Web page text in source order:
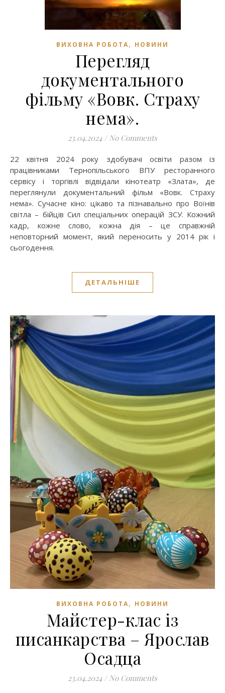
ВИХОВНА РОБОТА, НОВИНИ
Перегляд
документального
фільму «Вовк. Страху
нема».
23.04.2024 / No Comments
22 квітня 2024 року здобувачі освіти разом із
працівниками Тернопільського ВПУ ресторанного
сервісу і торгівлі відвідали кінотеатр «Злата», де
переглянули документальний фільм «Вовк. Страху
нема». Сучасне кіно: цікаво та пізнавально про Воїнів
світла – бійців Сил спеціальних операцій ЗСУ. Кожний
кадр, кожне слово, кожна дія – це справжній
неповторний момент, який переносить у 2014 рік і
сьогодення.
ДЕТАЛЬНІШЕ
ВИХОВНА РОБОТА, НОВИНИ
Майстер-клас із
писанкарства – Ярослав
Осадца
23.04.2024 / No Comments